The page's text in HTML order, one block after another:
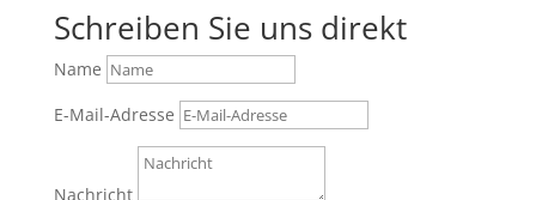
Schreiben Sie uns direkt
Name
E-Mail-Adresse
Nachricht